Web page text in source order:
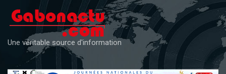
content
Une véritable source d'information